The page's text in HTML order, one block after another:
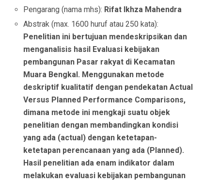
Pengarang (nama mhs): Rifat Ikhza Mahendra
Abstrak (max. 1600 huruf atau 250 kata):
Penelitian ini bertujuan mendeskripsikan dan
menganalisis hasil Evaluasi kebijakan
pembangunan Pasar rakyat di Kecamatan
Muara Bengkal. Menggunakan metode
deskriptif kualitatif dengan pendekatan Actual
Versus Planned Performance Comparisons,
dimana metode ini mengkaji suatu objek
penelitian dengan membandingkan kondisi
yang ada (actual) dengan ketetapan-
ketetapan perencanaan yang ada (Planned).
Hasil penelitian ada enam indikator dalam
melakukan evaluasi kebijakan pembangunan